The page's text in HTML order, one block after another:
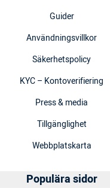
Guider
Användningsvillkor
Säkerhetspolicy
KYC – Kontoverifiering
Press & media
Tillgänglighet
Webbplatskarta
Populära sidor